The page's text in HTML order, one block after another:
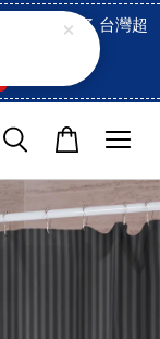
已經開啓了 台灣超